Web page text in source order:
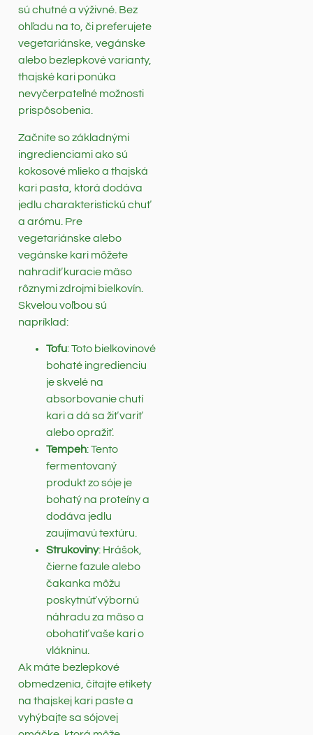
sú chutné a výživné. Bez
ohľadu na to, či preferujete
vegetariánske, vegánske
alebo bezlepkové varianty,
thajské kari ponúka
nevyčerpateľné možnosti
prispôsobenia.
Začnite so základnými
ingredienciami ako sú
kokosové mlieko a thajská
kari pasta, ktorá dodáva
jedlu charakteristickú chuť
a arómu. Pre
vegetariánske alebo
vegánske kari môžete
nahradiť kuracie mäso
rôznymi zdrojmi bielkovín.
Skvelou voľbou sú
napríklad:
Tofu: Toto bielkovinové
bohaté ingredienciu
je skvelé na
absorbovanie chutí
kari a dá sa žiť variť
alebo opražiť.
Tempeh: Tento
fermentovaný
produkt zo sóje je
bohatý na proteíny a
dodáva jedlu
zaujímavú textúru.
Strukoviny: Hrášok,
čierne fazule alebo
čakanka môžu
poskytnúť výbornú
náhradu za mäso a
obohatiť vaše kari o
vlákninu.
Ak máte bezlepkové
obmedzenia, čítajte etikety
na thajskej kari paste a
vyhýbajte sa sójovej